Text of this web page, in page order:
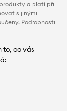
a platí při
s jinými
Podrobnosti
to, co vás